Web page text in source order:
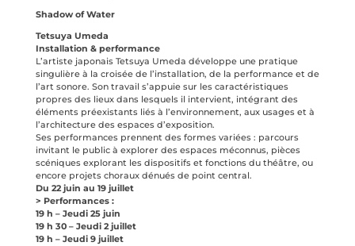
Shadow of Water
Tetsuya Umeda
Installation & performance
L’artiste japonais Tetsuya Umeda développe une pratique
singulière à la croisée de l’installation, de la performance et de
l’art sonore. Son travail s’appuie sur les caractéristiques
propres des lieux dans lesquels il intervient, intégrant des
éléments préexistants liés à l’environnement, aux usages et à
l’architecture des espaces d’exposition.
Ses performances prennent des formes variées : parcours
invitant le public à explorer des espaces méconnus, pièces
scéniques explorant les dispositifs et fonctions du théâtre, ou
encore projets choraux dénués de point central.
Du 22 juin au 19 juillet
> Performances :
19 h – Jeudi 25 juin
19 h 30 – Jeudi 2 juillet
19 h – Jeudi 9 juillet